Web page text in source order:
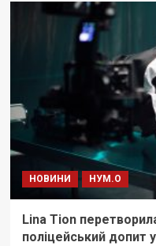
НОВИНИ НУМ.О
Lina Tion
поліцейський допит